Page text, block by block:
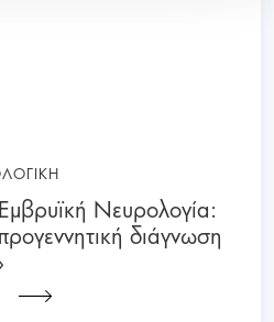
Νευρολογία:
διάγνωση